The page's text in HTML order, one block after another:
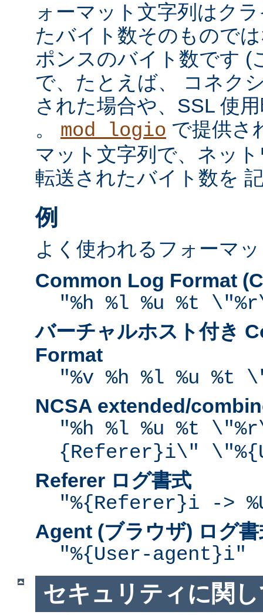
ォーマット文字列はク
たバイト数そのもので
ポンスのバイト数です (
で、たとえば、 コネク
された場合や、SSL 使
。 mod_logio で提供さ
マット文字列で、ネッ
転送されたバイト数を
例
よく使われるフォーマ
Common Log Format
"%h %l %u %t
バーチャルホスト付き
Format
"%v %h %l %u %t
NCSA extended/
"%h %l %u %t
{Referer}i\"
Referer ログ書式
"%{Referer}i ->
Agent (ブラウザ) ログ書
"%{User-agent}i"
セキュリティに関